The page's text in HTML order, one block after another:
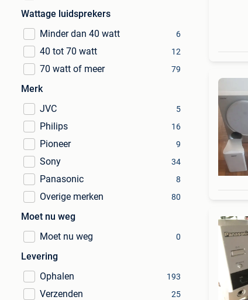
Wattage luidsprekers
Minder dan 40 watt
6
40 tot 70 watt 12
70 watt of meer 79
Merk
JVC
5
Philips 16
Pioneer 9
Sony 34
Panasonic 8
Overige merken 80
Moet nu weg
Moet nu weg
0
Levering
Ophalen
193
Verzenden 25